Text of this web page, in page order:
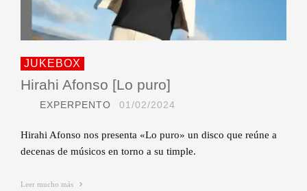
JUKEBOX
Hirahi Afonso [Lo puro]
EXPERPENTO 01/02/2024
Hirahi Afonso nos presenta «Lo puro» un disco que reúne a
decenas de músicos en torno a su timple.
Leer mucho más